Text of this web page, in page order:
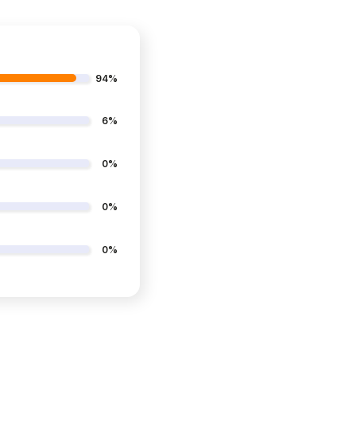
94%
6%
0%
0%
0%